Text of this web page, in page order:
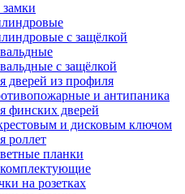
с защёлкой
с защёлкой
дверей из профиля
и антипаника
финских дверей
и дисковым ключом
роллет
планки
на розетках